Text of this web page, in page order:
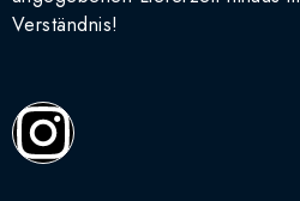
Verständnis!